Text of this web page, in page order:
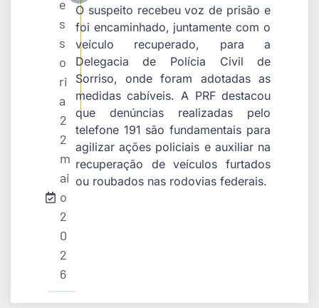
e
s
s
o
ri
a
2
2
m
ai
o
2
0
2
6
O suspeito recebeu voz de prisão e
foi encaminhado, juntamente com o
veículo recuperado, para a
Delegacia de Polícia Civil de
Sorriso, onde foram adotadas as
medidas cabíveis. A PRF destacou
que denúncias realizadas pelo
telefone 191 são fundamentais para
agilizar ações policiais e auxiliar na
recuperação de veículos furtados
ou roubados nas rodovias federais.